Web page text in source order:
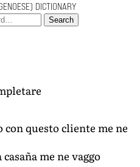
DICTIONARY
Search
questo cliente me ne
me ne vaggo